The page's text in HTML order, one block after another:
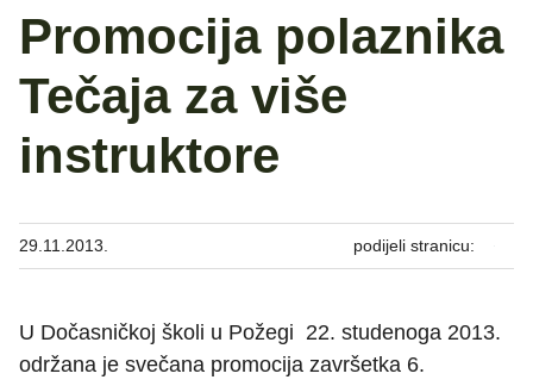
Promocija polaznika
Tečaja za više
instruktore
29.11.2013. podijeli stranicu:
U Dočasničkoj školi u Požegi 22. studenoga 2013.
održana je svečana promocija završetka 6.